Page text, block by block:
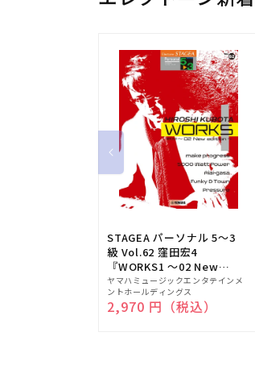
STAGEA パーソナル 5～3
級 Vol.62 窪田宏4
『WORKS1 ～02 New
edition～』
販
売
元:
ヤマハミュージックエンタテインメ
ントホールディングス
通常価格
2,970 円（税込）